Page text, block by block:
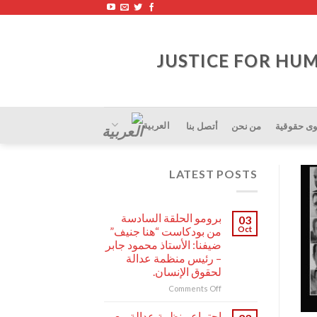
حقوقية من نحن أتصل بنا العربية
LATEST POSTS
03
Oct
برومو الحلقة السادسة
من بودكاست “هنا جنيف”
ضيفنا: الأستاذ محمود جابر
– رئيس منظمة عدالة
لحقوق الإنسان.
Comments Off
on